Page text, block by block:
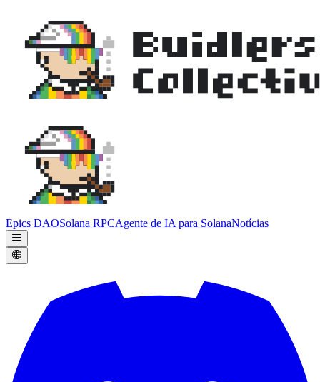
Epics DAOSolana RPCAgente de IA para SolanaNotícias